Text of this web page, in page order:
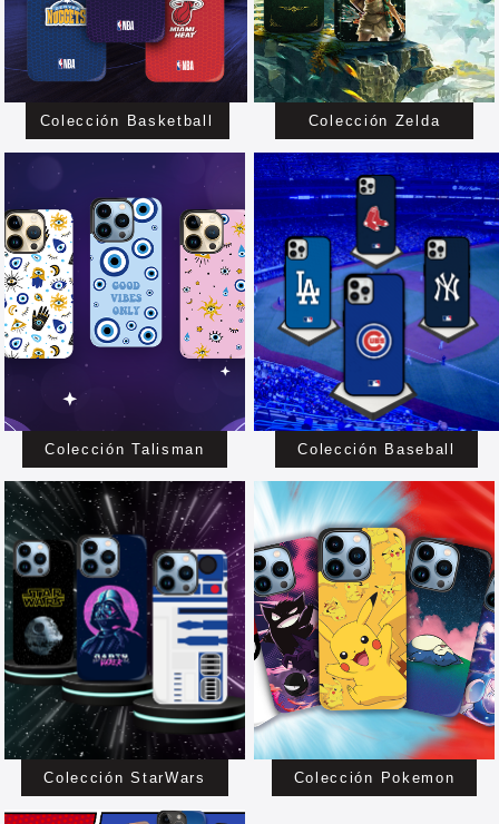
Colección Basketball Colección Zelda
Colección Talisman Colección Baseball
Colección StarWars Colección Pokemon